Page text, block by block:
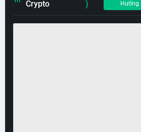
Crypto
)
Hướng